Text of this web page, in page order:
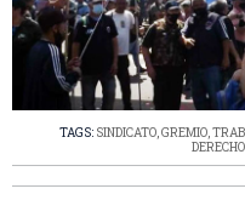
TAGS: SINDICATO,GREMIO,